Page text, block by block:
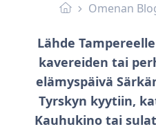
Omenan
Lähde
kavereiden tai
elämyspäivä
Tyrskyn kyytiin,
Kauhukino tai